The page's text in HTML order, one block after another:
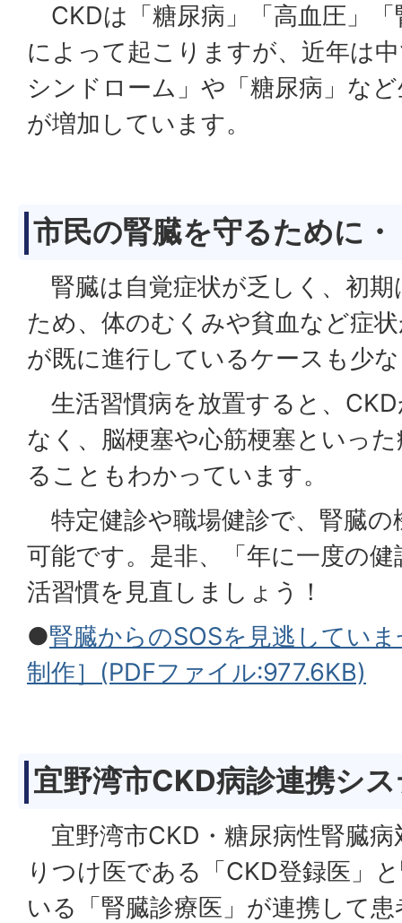
CKDは「糖尿病」「高血圧」
によって起こりますが、近年は
シンドローム」や「糖尿病」な
が増加しています。
市民の腎臓を守るために・
腎臓は自覚症状が乏しく、初
ため、体のむくみや貧血など症
が既に進行しているケースも少
生活習慣病を放置すると、
なく、脳梗塞や心筋梗塞といっ
ることもわかっています。
特定健診や職場健診で、腎臓
可能です。是非、「年に一度の
活習慣を見直しましょう！
●腎臓からのSOSを見逃してい
制作］(PDFファイル:977.6KB)
宜野湾市CKD病診連携シ
宜野湾市CKD・糖尿病性腎臓
りつけ医である「CKD登録医」
いる「腎臓診療医」が連携して